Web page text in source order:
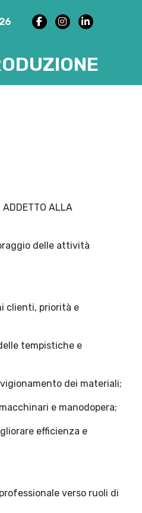
ALLA
delle attività
clienti, priorità e
tempistiche e
dei materiali;
e manodopera;
efficienza e
verso ruoli di